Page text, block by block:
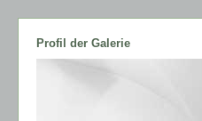
Profil der Galerie